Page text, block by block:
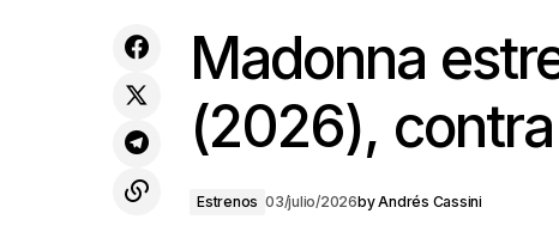
FREE SPIRITS (2026) con gira porMadonna
(2026),
Estrenos 03/julio/2026byAndrés Cassini